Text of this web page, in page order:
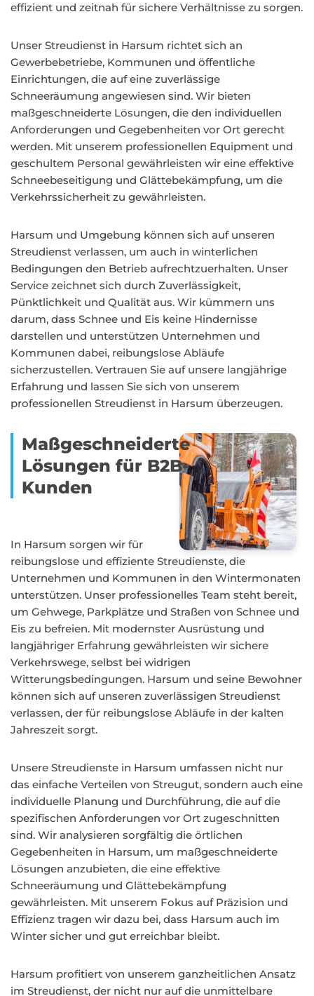
effizient und zeitnah für sichere Verhältnisse zu sorgen.
Unser Streudienst in Harsum richtet sich an
Gewerbebetriebe, Kommunen und öffentliche
Einrichtungen, die auf eine zuverlässige
Schneeräumung angewiesen sind. Wir bieten
maßgeschneiderte Lösungen, die den individuellen
Anforderungen und Gegebenheiten vor Ort gerecht
werden. Mit unserem professionellen Equipment und
geschultem Personal gewährleisten wir eine effektive
Schneebeseitigung und Glättebekämpfung, um die
Verkehrssicherheit zu gewährleisten.
Harsum und Umgebung können sich auf unseren
Streudienst verlassen, um auch in winterlichen
Bedingungen den Betrieb aufrechtzuerhalten. Unser
Service zeichnet sich durch Zuverlässigkeit,
Pünktlichkeit und Qualität aus. Wir kümmern uns
darum, dass Schnee und Eis keine Hindernisse
darstellen und unterstützen Unternehmen und
Kommunen dabei, reibungslose Abläufe
sicherzustellen. Vertrauen Sie auf unsere langjährige
Erfahrung und lassen Sie sich von unserem
professionellen Streudienst in Harsum überzeugen.
Maßgeschneiderte
Lösungen für B2B-
Kunden
In Harsum sorgen wir für
reibungslose und effiziente Streudienste, die
Unternehmen und Kommunen in den Wintermonaten
unterstützen. Unser professionelles Team steht bereit,
um Gehwege, Parkplätze und Straßen von Schnee und
Eis zu befreien. Mit modernster Ausrüstung und
langjähriger Erfahrung gewährleisten wir sichere
Verkehrswege, selbst bei widrigen
Witterungsbedingungen. Harsum und seine Bewohner
können sich auf unseren zuverlässigen Streudienst
verlassen, der für reibungslose Abläufe in der kalten
Jahreszeit sorgt.
Unsere Streudienste in Harsum umfassen nicht nur
das einfache Verteilen von Streugut, sondern auch eine
individuelle Planung und Durchführung, die auf die
spezifischen Anforderungen vor Ort zugeschnitten
sind. Wir analysieren sorgfältig die örtlichen
Gegebenheiten in Harsum, um maßgeschneiderte
Lösungen anzubieten, die eine effektive
Schneeräumung und Glättebekämpfung
gewährleisten. Mit unserem Fokus auf Präzision und
Effizienz tragen wir dazu bei, dass Harsum auch im
Winter sicher und gut erreichbar bleibt.
Harsum profitiert von unserem ganzheitlichen Ansatz
im Streudienst, der nicht nur auf die unmittelbare